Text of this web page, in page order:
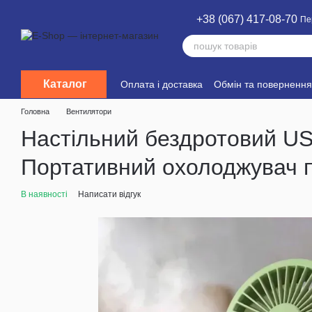
+38 (067) 417-08-70
Каталог Оплата і доставка Обмін та повернення
Головна Вентилятори
Настільний бездротовий
Портативний охолоджувач
В наявності Написати відгук